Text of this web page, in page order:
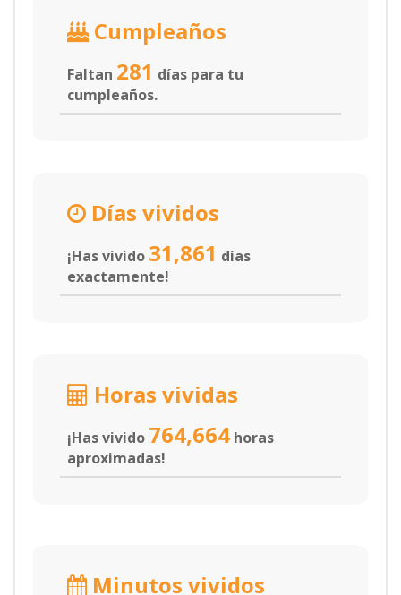
Cumpleaños
Faltan 281 días para tu
cumpleaños.
Días vividos
¡Has vivido 31,861 días
exactamente!
Horas vividas
¡Has vivido 764,664 horas
aproximadas!
Minutos vividos